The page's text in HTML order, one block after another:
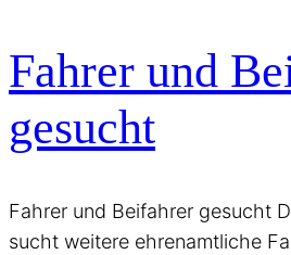
Fahrer und
gesucht
Fahrer und Beifahrer gesucht
sucht weitere ehrenamtliche